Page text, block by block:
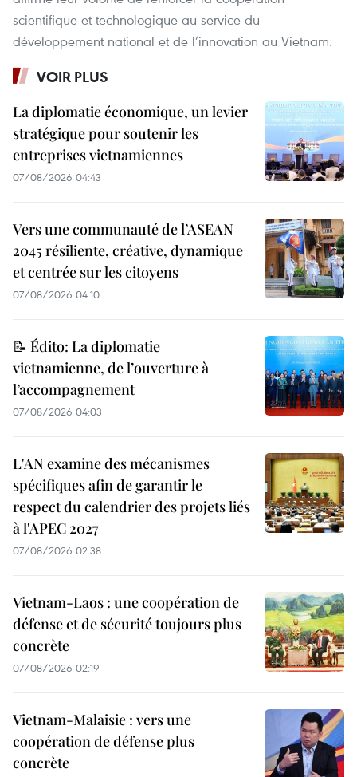
scientifique et technologique au service du
développement national et de l’innovation au Vietnam.
VOIR PLUS
La diplomatie économique, un levier
stratégique pour soutenir les
entreprises vietnamiennes
07/08/2026 04:43
Vers une communauté de l’ASEAN
2045 résiliente, créative, dynamique
et centrée sur les citoyens
07/08/2026 04:10
📝 Édito: La diplomatie
vietnamienne, de l’ouverture à
l’accompagnement
07/08/2026 04:03
L'AN examine des mécanismes
spécifiques afin de garantir le
respect du calendrier des projets liés
à l'APEC 2027
07/08/2026 02:38
Vietnam-Laos : une coopération de
défense et de sécurité toujours plus
concrète
07/08/2026 02:19
Vietnam-Malaisie : vers une
coopération de défense plus
concrète